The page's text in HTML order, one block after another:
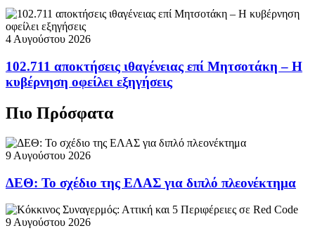
4 Αυγούστου 2026
102.711 αποκτήσεις ιθαγένειας επί Μητσοτάκη – Η
κυβέρνηση οφείλει εξηγήσεις
Πιο Πρόσφατα
9 Αυγούστου 2026
ΔΕΘ: Το σχέδιο της ΕΛΑΣ για διπλό πλεονέκτημα
9 Αυγούστου 2026